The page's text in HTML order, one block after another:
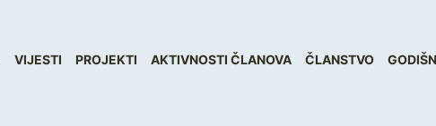
VIJESTI PROJEKTI AKTIVNOSTI ČLANOVA ČLANSTVO